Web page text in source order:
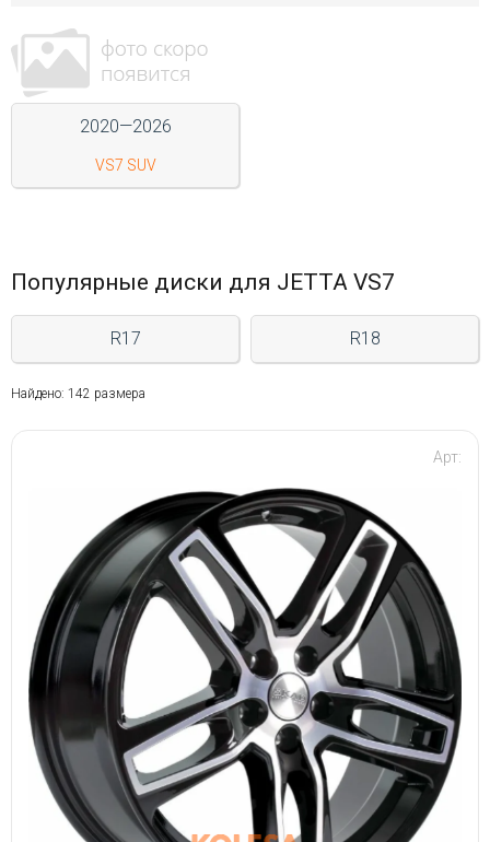
Контакты
Войти на сайт
+7(812)317-
17-
Пт:
9:00
21:00
Вс:
2020—2026
VS7 SUV
Популярные диски для JETTA VS7
R17 R18
Найдено: 142 размера
Арт: